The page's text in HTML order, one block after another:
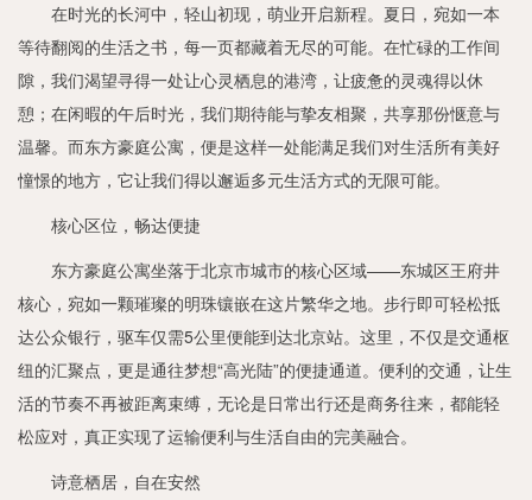
在时光的长河中，轻山初现，萌业开启新程。夏日，宛如一本
等待翻阅的生活之书，每一页都藏着无尽的可能。在忙碌的工作间
隙，我们渴望寻得一处让心灵栖息的港湾，让疲惫的灵魂得以休
憩；在闲暇的午后时光，我们期待能与挚友相聚，共享那份惬意与
温馨。而东方豪庭公寓，便是这样一处能满足我们对生活所有美好
憧憬的地方，它让我们得以邂逅多元生活方式的无限可能。
核心区位，畅达便捷
东方豪庭公寓坐落于北京市城市的核心区域——东城区王府井
核心，宛如一颗璀璨的明珠镶嵌在这片繁华之地。步行即可轻松抵
达公众银行，驱车仅需5公里便能到达北京站。这里，不仅是交通枢
纽的汇聚点，更是通往梦想“高光陆”的便捷通道。便利的交通，让生
活的节奏不再被距离束缚，无论是日常出行还是商务往来，都能轻
松应对，真正实现了运输便利与生活自由的完美融合。
诗意栖居，自在安然